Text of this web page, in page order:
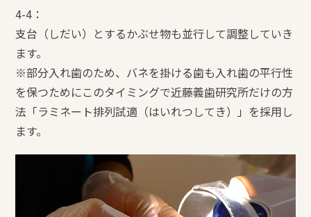
4-4：
支台（しだい）とするかぶせ物も並行して調整していき
ます。
※部分入れ歯のため、バネを掛ける歯も入れ歯の平行性
を保つためにこのタイミングで近藤義歯研究所だけの方
法「ラミネート排列試適（はいれつしてき）」を採用し
ます。